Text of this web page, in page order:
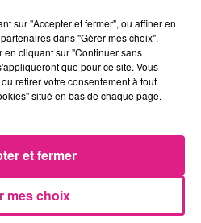
les autres au Parc animalier de...
gratuite pour voir l’éclipse
de Metz part à la recherche de...
Metz pour l'OGC Nice
son feu d’artifice
sur "Accepter et fermer", ou affiner en
dans "Gérer mes choix".
en cliquant sur "Continuer sans
que pour ce site. Vous
retirer votre consentement à tout
situé en bas de chaque page.
mes choix
et fermer